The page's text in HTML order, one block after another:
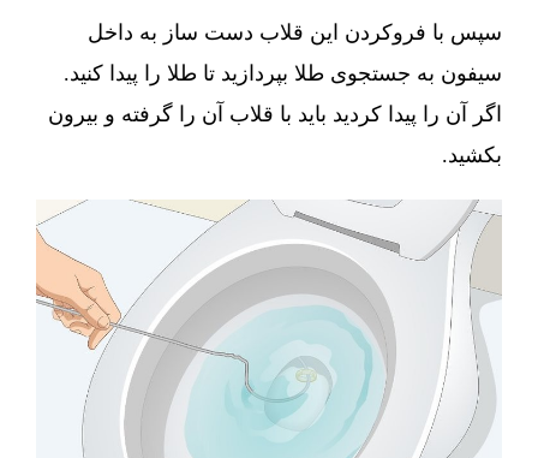
سپس با فروکردن این قلاب دست ساز به داخل
سیفون به جستجوی طلا بپردازید تا طلا را پیدا کنید.
اگر آن را پیدا کردید باید با قلاب آن را گرفته و بیرون
بکشید.